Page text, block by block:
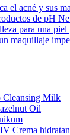
el acné y sus
de pH
para una piel
maquillaje
Cleansing Milk
Oil
Crema